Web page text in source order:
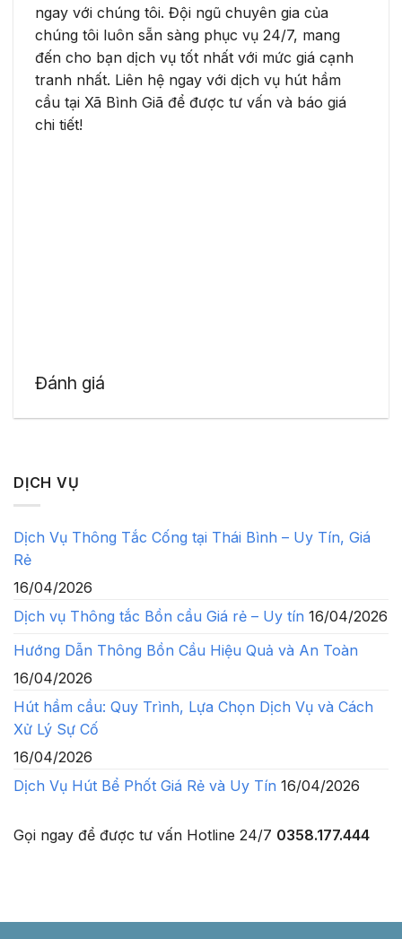
ngay với chúng tôi. Đội ngũ chuyên gia của
chúng tôi luôn sẵn sàng phục vụ 24/7, mang
đến cho bạn dịch vụ tốt nhất với mức giá cạnh
tranh nhất. Liên hệ ngay với dịch vụ hút hầm
cầu tại Xã Bình Giã để được tư vấn và báo giá
chi tiết!
Đánh giá
DỊCH VỤ
Dịch Vụ Thông Tắc Cống tại Thái Bình – Uy Tín, Giá
Rẻ
16/04/2026
Dịch vụ Thông tắc Bồn cầu Giá rẻ – Uy tín 16/04/2026
Hướng Dẫn Thông Bồn Cầu Hiệu Quả và An Toàn
16/04/2026
Hút hầm cầu: Quy Trình, Lựa Chọn Dịch Vụ và Cách
Xử Lý Sự Cố
16/04/2026
Dịch Vụ Hút Bể Phốt Giá Rẻ và Uy Tín 16/04/2026
Gọi ngay để được tư vấn Hotline 24/7 0358.177.444